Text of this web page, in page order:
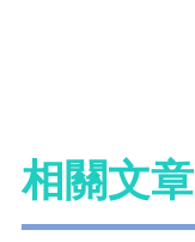
相關文章